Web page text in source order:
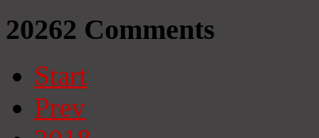
20262 Comments
Start
Prev